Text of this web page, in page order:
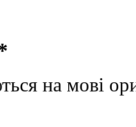
на мові